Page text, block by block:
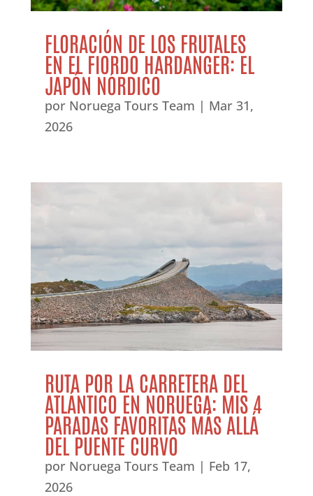
FLORACIÓN DE LOS FRUTALES
EN EL FIORDO HARDANGER: EL
JAPÓN NÓRDICO
por Noruega Tours Team | Mar 31,
2026
RUTA POR LA CARRETERA DEL
ATLÁNTICO EN NORUEGA: MIS 4
PARADAS FAVORITAS MÁS ALLÁ
DEL PUENTE CURVO
por Noruega Tours Team | Feb 17,
2026